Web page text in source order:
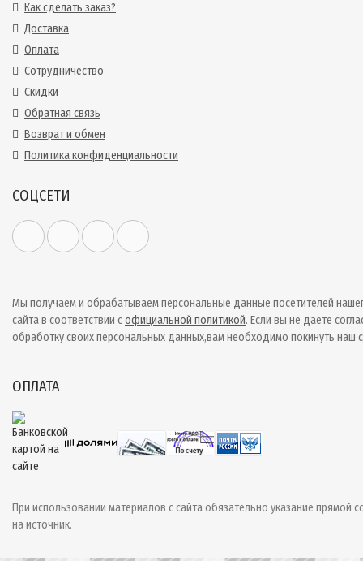
Как сделать заказ?
Доставка
Оплата
Сотрудничество
Скидки
Обратная связь
Возврат и обмен
Политика конфиденциальности
СОЦСЕТИ
Мы получаем и обрабатываем персональные данные посетителей
сайта в соответствии софициальной политикой. Если вы не даете
обработку своих персональных данных,вам необходимо покинуть наш
ОПЛАТА
При использовании материалов с сайта обязательно указание прямой
на источник.